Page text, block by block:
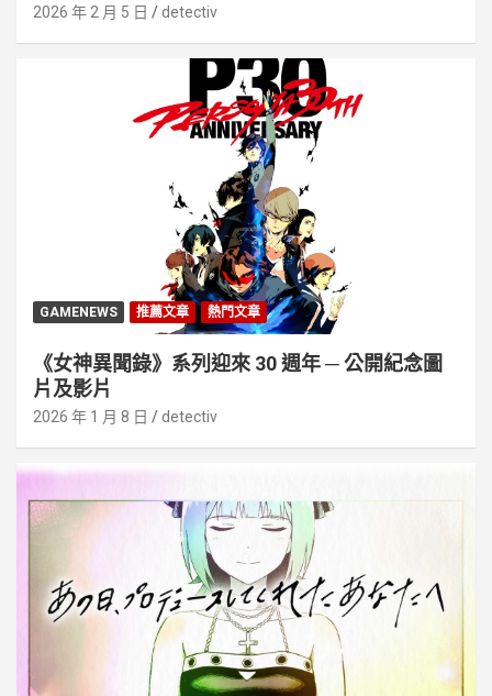
2026 年 2 月 5 日 detectiv
GAMENEWS 推薦文章 熱門文章
《女神異聞錄》系列迎來 30 週年 ─ 公開紀念圖
片及影片
2026 年 1 月 8 日 detectiv